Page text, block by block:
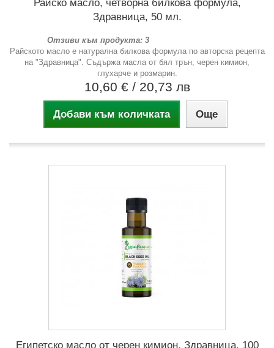
Райско масло, четворна билкова формула,
Здравница, 50 мл.
Отзиви към продукта: 3
Райското масло е натурална билкова формула по авторска рецепта
на "Здравница". Съдържа масла от бял трън, черен кимион,
глухарче и розмарин.
10,60 € / 20,73 лв
Добави към количката Още
Египетско масло от черен кимион, Здравница, 100